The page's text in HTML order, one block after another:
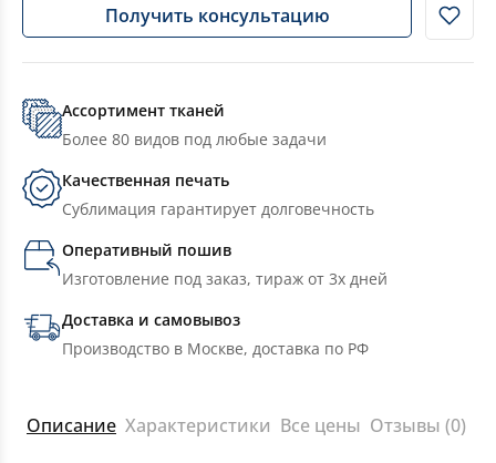
Получить консультацию
Ассортимент тканей
Более 80 видов под любые задачи
Качественная печать
Сублимация гарантирует долговечность
Оперативный пошив
Изготовление под заказ, тираж от 3х дней
Доставка и самовывоз
Производство в Москве, доставка по РФ
Описание Характеристики Все цены Отзывы (0)